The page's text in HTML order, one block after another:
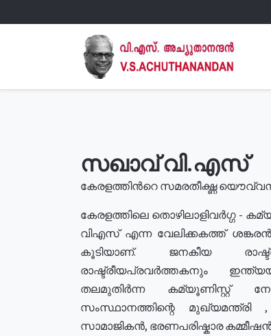
സഖാവ് വി.എസ്
കേരളത്തിൻറെ സമരതീക്ഷ്ണ
കേരളത്തിലെ തൊഴിലാളിവർഗ്ഗ -
വിഎസ് എന്ന വേലിക്കകത്ത്
കൂടിയാണ്. ജനകീയ
രാഷ്ട്രീയപ്രവർത്തകനും
തലമുതിർന്ന കമ്യൂണിസ്റ്റ്
സംസ്ഥാനത്തിന്റെ മുഖ്യമന്ത്രി
സാമാജികൻ, ഭരണപരിഷ്കാര